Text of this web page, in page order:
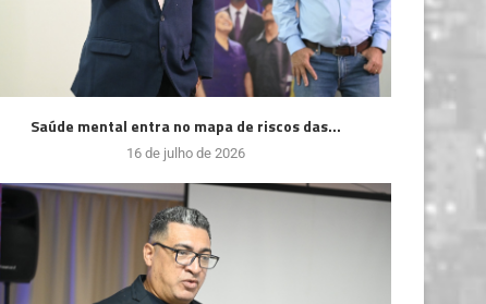
Saúde mental entra no mapa de riscos das...
16 de julho de 2026